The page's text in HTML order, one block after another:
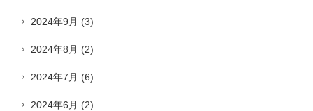
2024年9月 (3)
2024年8月 (2)
2024年7月 (6)
2024年6月 (2)